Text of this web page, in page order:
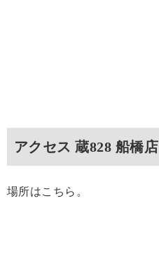
アクセス 蔵828 船橋店
場所はこちら。